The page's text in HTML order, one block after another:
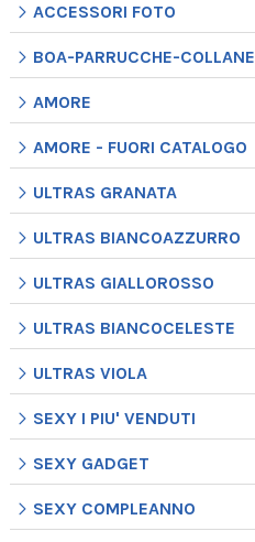
ACCESSORI FOTO
BOA-PARRUCCHE-COLLANE
AMORE
AMORE - FUORI CATALOGO
ULTRAS GRANATA
ULTRAS BIANCOAZZURRO
ULTRAS GIALLOROSSO
ULTRAS BIANCOCELESTE
ULTRAS VIOLA
SEXY I PIU' VENDUTI
SEXY GADGET
SEXY COMPLEANNO